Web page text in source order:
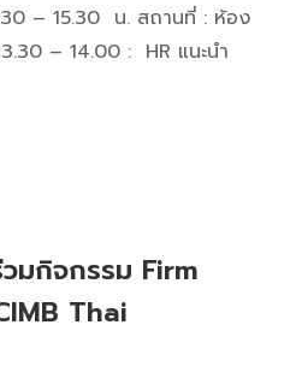
– 15.30 น. สถานที่ : ห้อง
– 14.00 : HR แนะนำ
มกิจกรรม Firm
Thai